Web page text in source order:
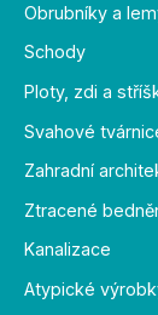
Obrubníky a
Schody
Ploty, zdi a
Svahové
Zahradní
Ztracené
Kanalizace
Atypické